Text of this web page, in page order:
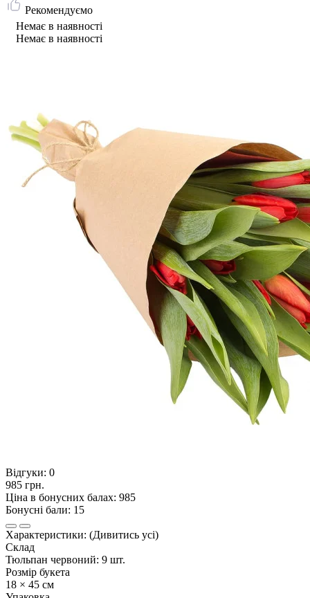
Рекомендуємо
Немає в наявності
Немає в наявності
Відгуки: 0
985 грн.
Ціна в бонусних балах: 985
Бонусні бали: 15
Характеристики: (Дивитись усі)
Склад
Тюльпан червоний: 9 шт.
Розмір букета
18 × 45 см